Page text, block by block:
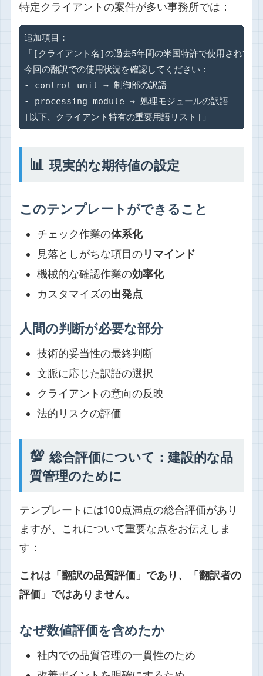
特定クライアントの案件が多い事務所では：
追加項目：
「[クライアント名]の過去5年間の米国特許で使用されて
今回の翻訳での使用状況を確認してください：
- control unit → 制御部の訳語
- processing module → 処理モジュールの訳語
[以下、クライアント特有の重要用語リスト]」
📊 現実的な期待値の設定
このテンプレートができること
チェック作業の体系化
見落としがちな項目のリマインド
機械的な確認作業の効率化
カスタマイズの出発点
人間の判断が必要な部分
技術的妥当性の最終判断
文脈に応じた訳語の選択
クライアントの意向の反映
法的リスクの評価
💯 総合評価について：建設的な品
質管理のために
テンプレートには100点満点の総合評価があり
ますが、これについて重要な点をお伝えしま
す：
これは「翻訳の品質評価」であり、「翻訳者の
評価」ではありません。
なぜ数値評価を含めたか
社内での品質管理の一貫性のため